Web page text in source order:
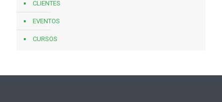
CLIENTES
EVENTOS
CURSOS